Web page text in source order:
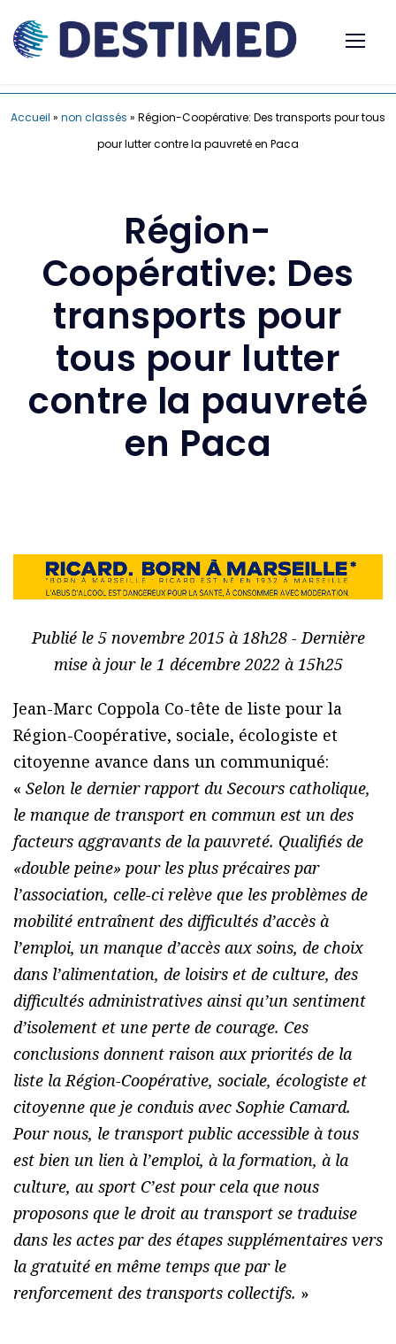
Accueil » non classés » Région-Coopérative: Des transports pour tous
pour lutter contre la pauvreté en Paca
Région-
Coopérative: Des
transports pour
tous pour lutter
contre la pauvreté
en Paca
Publié le 5 novembre 2015 à 18h28 - Dernière
mise à jour le 1 décembre 2022 à 15h25
Jean-Marc Coppola Co-tête de liste pour la
Région-Coopérative, sociale, écologiste et
citoyenne avance dans un communiqué:
« Selon le dernier rapport du Secours catholique,
le manque de transport en commun est un des
facteurs aggravants de la pauvreté. Qualifiés de
«double peine» pour les plus précaires par
l’association, celle-ci relève que les problèmes de
mobilité entraînent des difficultés d’accès à
l’emploi, un manque d’accès aux soins, de choix
dans l’alimentation, de loisirs et de culture, des
difficultés administratives ainsi qu’un sentiment
d’isolement et une perte de courage. Ces
conclusions donnent raison aux priorités de la
liste la Région-Coopérative, sociale, écologiste et
citoyenne que je conduis avec Sophie Camard.
Pour nous, le transport public accessible à tous
est bien un lien à l’emploi, à la formation, à la
culture, au sport C’est pour cela que nous
proposons que le droit au transport se traduise
dans les actes par des étapes supplémentaires vers
la gratuité en même temps que par le
renforcement des transports collectifs. »